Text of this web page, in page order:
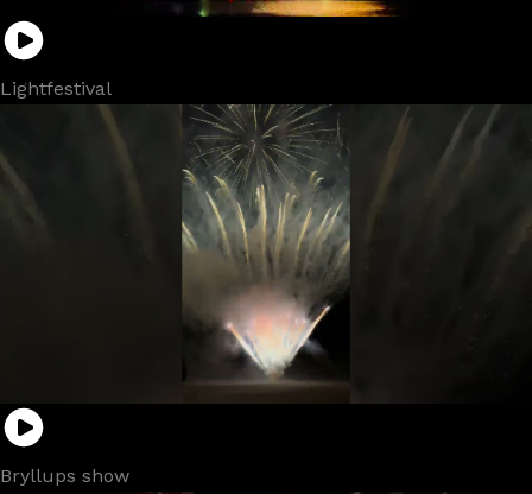
Lightfestival
Bryllups show